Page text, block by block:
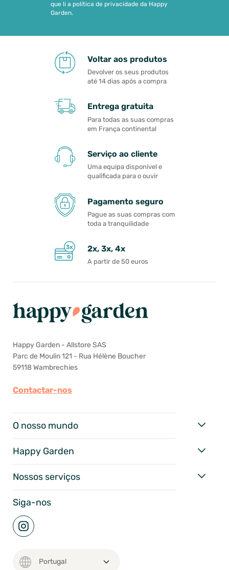
que li a política de privacidade da Happy
Garden.
Voltar aos produtos
Devolver os seus produtos
até 14 dias após a compra
Entrega gratuita
Para todas as suas compras
em França continental
Serviço ao cliente
Uma equipa disponível e
qualificada para o ouvir
Pagamento seguro
Pague as suas compras com
toda a tranquilidade
2x, 3x, 4x
A partir de 50 euros
Happy Garden - Allstore SAS
Parc de Moulin 121 - Rua Hélène Boucher
59118 Wambrechies
Contactar-nos
O nosso mundo
Happy Garden
Nossos serviços
Siga-nos